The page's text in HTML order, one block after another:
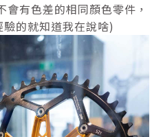
有色差的相同顏色零件，
的就知道我在說啥)